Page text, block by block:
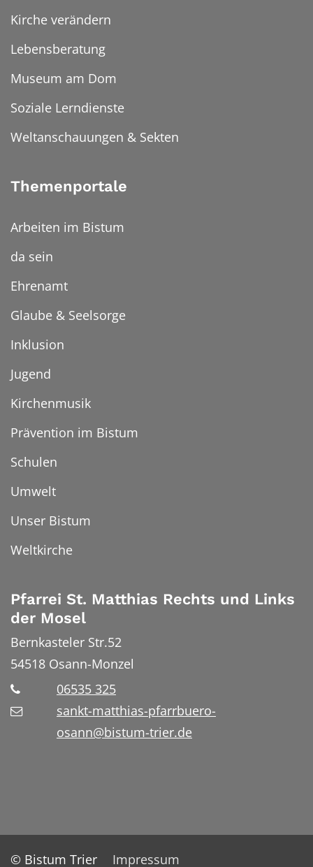
Kirche verändern
Lebensberatung
Museum am Dom
Soziale Lerndienste
Weltanschauungen & Sekten
Themenportale
Arbeiten im Bistum
da sein
Ehrenamt
Glaube & Seelsorge
Inklusion
Jugend
Kirchenmusik
Prävention im Bistum
Schulen
Umwelt
Unser Bistum
Weltkirche
Pfarrei St. Matthias Rechts und Links
der Mosel
Bernkasteler Str.52
54518 Osann-Monzel
06535 325
sankt-matthias-pfarrbuero-
osann@bistum-trier.de
© Bistum Trier Impressum